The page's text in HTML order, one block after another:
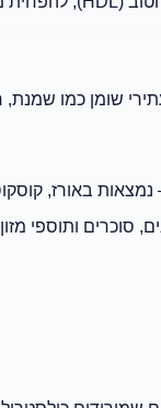
שומן כמו שמנת,
נמצאות באורז,
סוכרים ותוספי